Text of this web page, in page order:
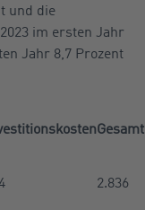
und die
im ersten Jahr
Jahr 8,7 Prozent
Gesamt
2.836